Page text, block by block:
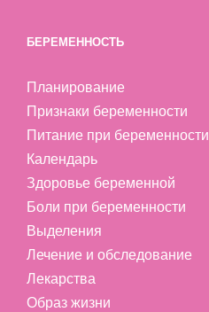
БЕРЕМЕННОСТЬ
Планирование
Признаки беременности
Питание при беременности
Календарь
Здоровье беременной
Боли при беременности
Выделения
Лечение и обследование
Лекарства
Образ жизни